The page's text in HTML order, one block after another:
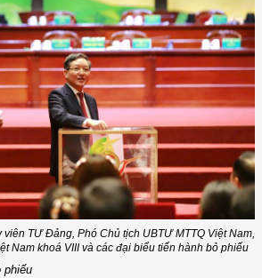
TƯ Đảng, Phó Chủ tịch UBTƯ MTTQ Việt Nam,
Nam khoá VIII và các đại biểu tiến hành bỏ phiếu
phiếu